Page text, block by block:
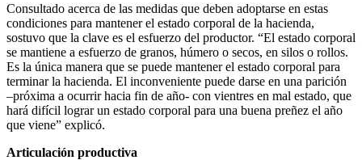
Consultado acerca de las medidas que deben adoptarse en estas
condiciones para mantener el estado corporal de la hacienda,
sostuvo que la clave es el esfuerzo del productor. “El estado corporal
se mantiene a esfuerzo de granos, húmero o secos, en silos o rollos.
Es la única manera que se puede mantener el estado corporal para
terminar la hacienda. El inconveniente puede darse en una parición
–próxima a ocurrir hacia fin de año- con vientres en mal estado, que
hará difícil lograr un estado corporal para una buena preñez el año
que viene” explicó.
Articulación productiva